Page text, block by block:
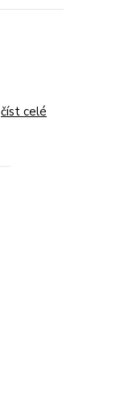
číst celé